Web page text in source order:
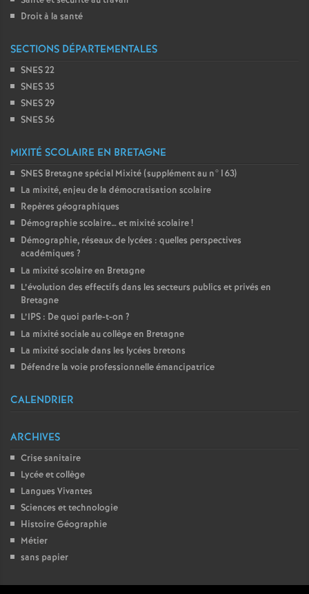
Droit à la santé
SECTIONS DÉPARTEMENTALES
SNES 22
SNES 35
SNES 29
SNES 56
MIXITÉ SCOLAIRE EN BRETAGNE
SNES Bretagne spécial Mixité (supplément au n°163)
La mixité, enjeu de la démocratisation scolaire
Repères géographiques
Démographie scolaire… et mixité scolaire!
Démographie, réseaux de lycées : quelles perspectives
académiques ?
La mixité scolaire en Bretagne
L’évolution des effectifs dans les secteurs publics et privés en
Bretagne
L’IPS : De quoi parle-t-on ?
La mixité sociale au collège en Bretagne
La mixité sociale dans les lycées bretons
Défendre la voie professionnelle émancipatrice
CALENDRIER
ARCHIVES
Crise sanitaire
Lycée et collège
Langues Vivantes
Sciences et technologie
Histoire Géographie
Métier
sans papier